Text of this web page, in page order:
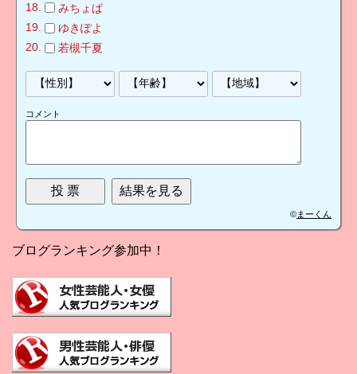
みちょぱ
ゆきぽよ
若槻千夏
コメント
©まーくん
ブログランキング参加中！